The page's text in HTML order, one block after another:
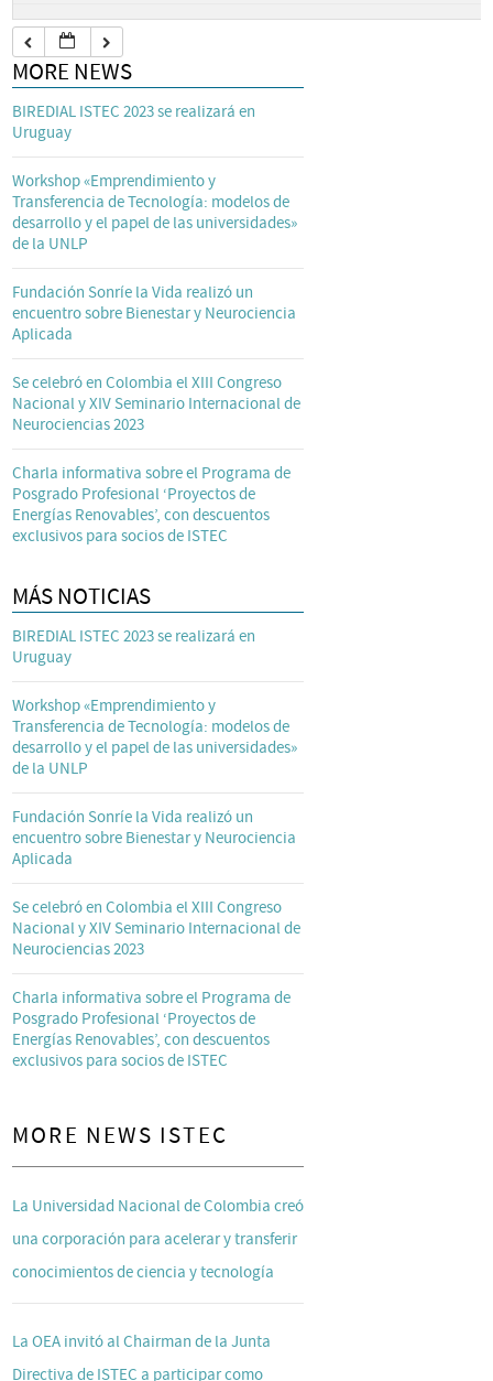
MORE NEWS
BIREDIAL ISTEC 2023 se realizará en
Uruguay
Workshop «Emprendimiento y
Transferencia de Tecnología: modelos de
desarrollo y el papel de las universidades»
de la UNLP
Fundación Sonríe la Vida realizó un
encuentro sobre Bienestar y Neurociencia
Aplicada
Se celebró en Colombia el XIII Congreso
Nacional y XIV Seminario Internacional de
Neurociencias 2023
Charla informativa sobre el Programa de
Posgrado Profesional ‘Proyectos de
Energías Renovables’, con descuentos
exclusivos para socios de ISTEC
MÁS NOTICIAS
BIREDIAL ISTEC 2023 se realizará en
Uruguay
Workshop «Emprendimiento y
Transferencia de Tecnología: modelos de
desarrollo y el papel de las universidades»
de la UNLP
Fundación Sonríe la Vida realizó un
encuentro sobre Bienestar y Neurociencia
Aplicada
Se celebró en Colombia el XIII Congreso
Nacional y XIV Seminario Internacional de
Neurociencias 2023
Charla informativa sobre el Programa de
Posgrado Profesional ‘Proyectos de
Energías Renovables’, con descuentos
exclusivos para socios de ISTEC
MORE NEWS ISTEC
La Universidad Nacional de Colombia creó
una corporación para acelerar y transferir
conocimientos de ciencia y tecnología
La OEA invitó al Chairman de la Junta
Directiva de ISTEC a participar como